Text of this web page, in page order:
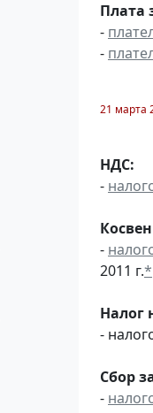
Плата
-
-
21 марта
НДС:
-
-
2011 г.*
Налог
-
Сбор
-